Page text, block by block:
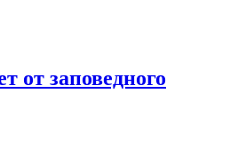
от заповедного